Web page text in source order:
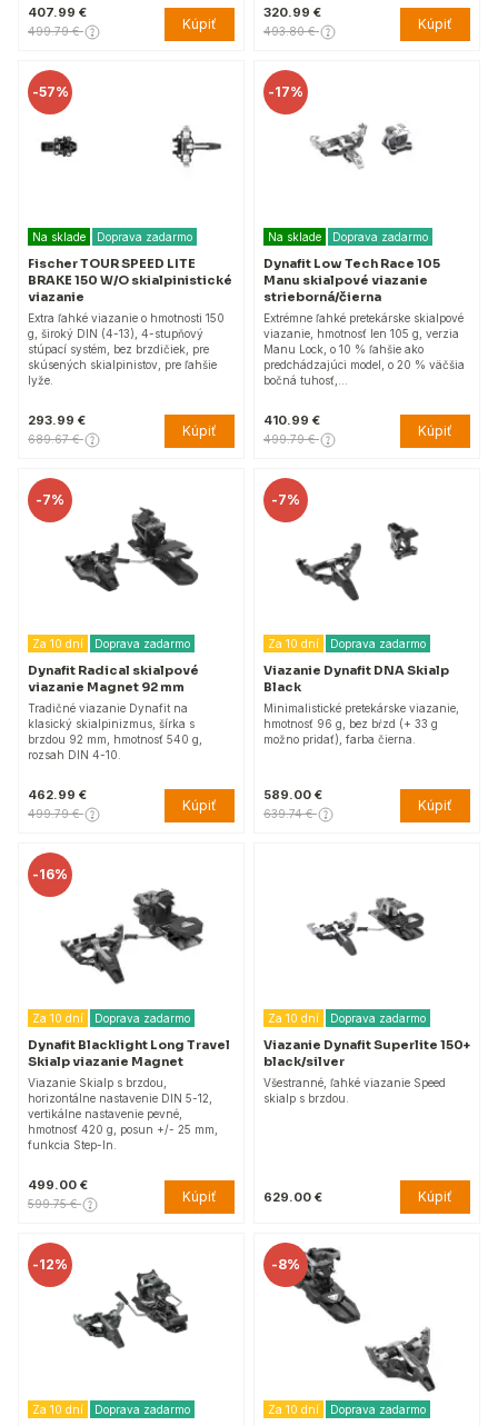
407.99 €
499.79 € Kúpiť
320.99 €
493.80 € Kúpiť
-57%
Na sklade Doprava zadarmo
Fischer TOUR SPEED LITE
BRAKE 150 W/O skialpinistické
viazanie
Extra ľahké viazanie o hmotnosti 150
g, široký DIN (4-13), 4-stupňový
stúpací systém, bez brzdičiek, pre
skúsených skialpinistov, pre ľahšie
lyže.
293.99 €
689.67 € Kúpiť
-17%
Na sklade Doprava zadarmo
Dynafit Low Tech Race 105
Manu skialpové viazanie
strieborná/čierna
Extrémne ľahké pretekárske skialpové
viazanie, hmotnosť len 105 g, verzia
Manu Lock, o 10 % ľahšie ako
predchádzajúci model, o 20 % väčšia
bočná tuhosť,…
410.99 €
499.79 € Kúpiť
-7%
Za 10 dní Doprava zadarmo
Dynafit Radical skialpové
viazanie Magnet 92 mm
Tradičné viazanie Dynafit na
klasický skialpinizmus, šírka s
brzdou 92 mm, hmotnosť 540 g,
rozsah DIN 4-10.
462.99 €
499.79 € Kúpiť
-7%
Za 10 dní Doprava zadarmo
Viazanie Dynafit DNA Skialp
Black
Minimalistické pretekárske viazanie,
hmotnosť 96 g, bez bŕzd (+ 33 g
možno pridať), farba čierna.
589.00 €
639.74 € Kúpiť
-16%
Za 10 dní Doprava zadarmo
Dynafit Blacklight Long Travel
Skialp viazanie Magnet
Viazanie Skialp s brzdou,
horizontálne nastavenie DIN 5-12,
vertikálne nastavenie pevné,
hmotnosť 420 g, posun +/- 25 mm,
funkcia Step-In.
499.00 €
599.75 € Kúpiť
Za 10 dní Doprava zadarmo
Viazanie Dynafit Superlite 150+
black/silver
Všestranné, ľahké viazanie Speed
skialp s brzdou.
629.00 € Kúpiť
-12%
Za 10 dní Doprava zadarmo
-8%
Za 10 dní Doprava zadarmo